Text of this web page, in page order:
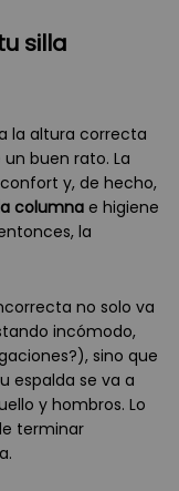
silla
la altura correcta
buen rato. La
y, de hecho,
columnae higiene
la
no solo va
incómodo,
sino que
espalda se va a
y hombros. Lo
terminar